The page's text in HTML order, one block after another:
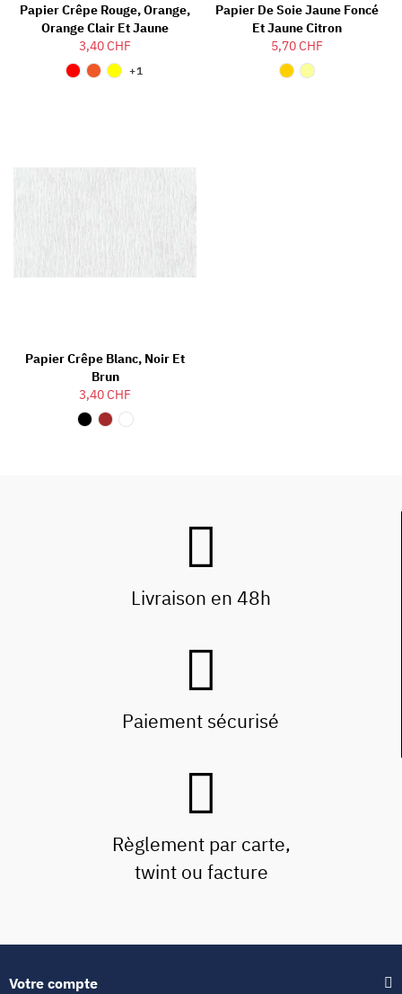
Papier Crêpe Rouge, Orange,
Orange Clair Et Jaune
3,40 CHF
+1
Papier De Soie Jaune Foncé
Et Jaune Citron
5,70 CHF
Papier Crêpe Blanc, Noir Et
Brun
3,40 CHF
Livraison en 48h
Paiement sécurisé
Règlement par carte,
twint ou facture
Votre compte